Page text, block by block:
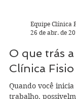
26 de abr. de
O que trás
Clínica